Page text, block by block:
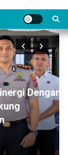
Dengan